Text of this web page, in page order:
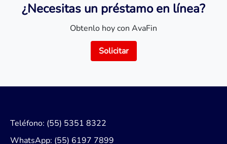
¿Necesitas un préstamo en línea?
Obtenlo hoy con AvaFin
Solicitar
Teléfono: (55) 5351 8322
WhatsApp: (55) 6197 7899